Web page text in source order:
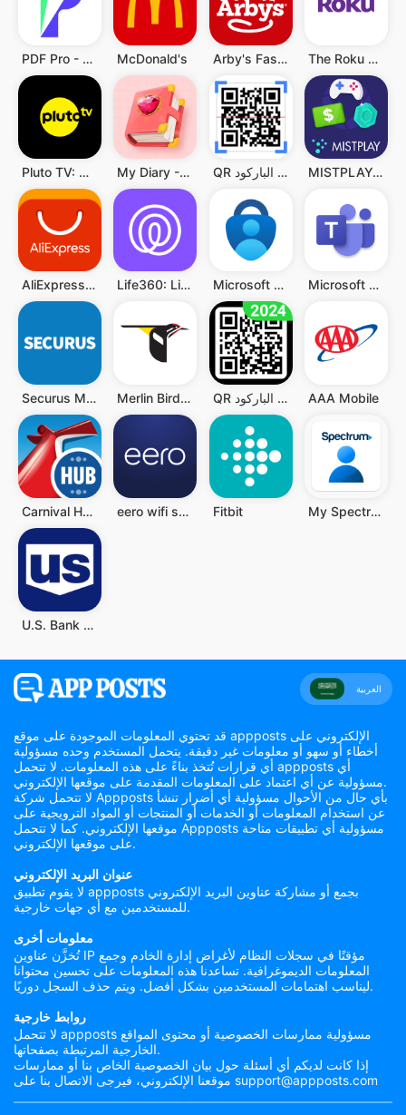
PDF Pro - Reader & Maker McDonald's Arby's Fast Food Sandwiches The Roku App (Official)
Pluto TV: Watch Free Movies/TV My Diary - Diary With Lock QR قارئ رمز & قارئ الباركود MISTPLAY: Play to Earn Money
AliExpress:تسوق عبر الإنترنت Life360: Live Location Sharing Microsoft Authenticator Microsoft Teams
Securus Mobile Merlin Bird ID by Cornell Lab QR قارئ رمز - قارئ الباركود QR AAA Mobile
Carnival HUB eero wifi system Fitbit My Spectrum
U.S. Bank Mobile Banking
العربية
قد تحتوي المعلومات الموجودة على موقع appposts الإلكتروني على
أخطاء أو سهو أو معلومات غير دقيقة. يتحمل المستخدم وحده مسؤولية
أي قرارات تُتخذ بناءً على هذه المعلومات. لا تتحمل appposts أي
مسؤولية عن أي اعتماد على المعلومات المقدمة على موقعها الإلكتروني.
لا تتحمل شركة Appposts بأي حال من الأحوال مسؤولية أي أضرار تنشأ
عن استخدام المعلومات أو الخدمات أو المنتجات أو المواد الترويجية على
موقعها الإلكتروني. كما لا تتحمل Appposts مسؤولية أي تطبيقات متاحة
على موقعها الإلكتروني.
عنوان البريد الإلكتروني
لا يقوم تطبيق appposts بجمع أو مشاركة عناوين البريد الإلكتروني
للمستخدمين مع أي جهات خارجية.
معلومات أخرى
تُخزَّن عناوين IP مؤقتًا في سجلات النظام لأغراض إدارة الخادم وجمع
المعلومات الديموغرافية. تساعدنا هذه المعلومات على تحسين محتوانا
ليناسب اهتمامات المستخدمين بشكل أفضل. ويتم حذف السجل دوريًا.
روابط خارجية
لا تتحمل appposts مسؤولية ممارسات الخصوصية أو محتوى المواقع
الخارجية المرتبطة بصفحاتها.
إذا كانت لديكم أي أسئلة حول بيان الخصوصية الخاص بنا أو ممارسات
موقعنا الإلكتروني، فيرجى الاتصال بنا على support@appposts.com